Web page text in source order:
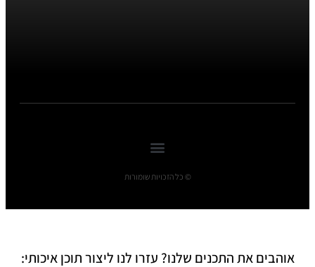
© כל הזכויות שומורות
אוהבים את התכנים שלנו? עזרו לנו ליצור תוכן איכותי: